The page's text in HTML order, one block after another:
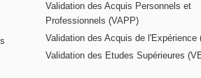
Validation des Acquis Personnels et
Professionnels (VAPP)
Validation des Acquis de l'Expérience
Validation des Etudes Supérieures